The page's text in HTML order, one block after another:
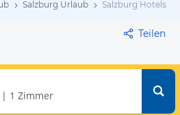
Salzburg Urlaub Salzburg Hotels
Teilen
| 1 Zimmer